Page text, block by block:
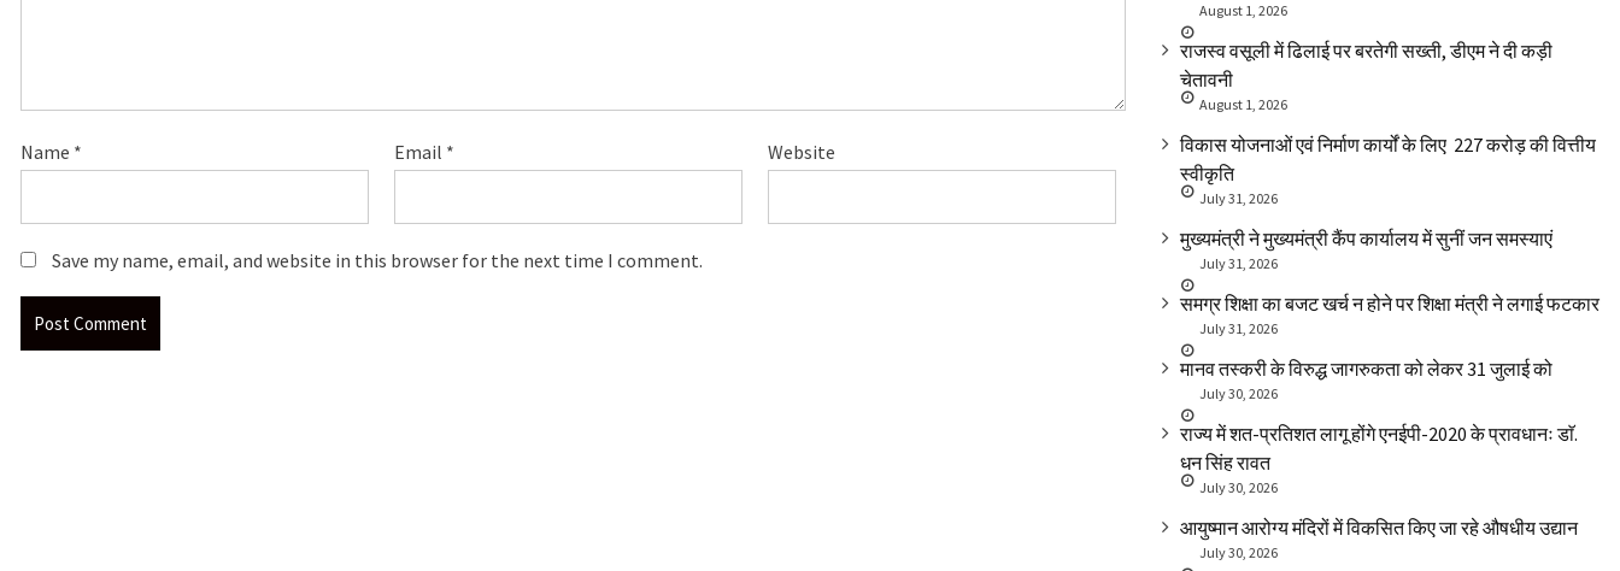
Name * Email * Website
Save my name, email, and website in this browser for the next time I comment.
August 1, 2026
राजस्व वसूली में ढिलाई पर बरतेगी सख्ती, डीएम ने दी कड़ी
चेतावनी
August 1, 2026
विकास योजनाओं एवं निर्माण कार्यों के लिए ₹ 227 करोड़ की वित्तीय
स्वीकृति
July 31, 2026
मुख्यमंत्री ने मुख्यमंत्री कैंप कार्यालय में सुनीं जन समस्याएं
July 31, 2026
समग्र शिक्षा का बजट खर्च न होने पर शिक्षा मंत्री ने लगाई फटकार
July 31, 2026
मानव तस्करी के विरुद्ध जागरुकता को लेकर 31 जुलाई को
July 30, 2026
राज्य में शत-प्रतिशत लागू होंगे एनईपी-2020 के प्रावधानः डाॅ.
धन सिंह रावत
July 30, 2026
आयुष्मान आरोग्य मंदिरों में विकसित किए जा रहे औषधीय उद्यान
July 30, 2026